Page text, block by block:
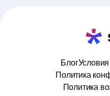
Блог
Политика
Политика